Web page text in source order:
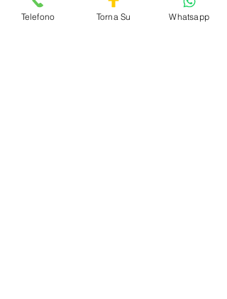
ciclo di antibiotici.
Telefono Torna Su Whatsapp